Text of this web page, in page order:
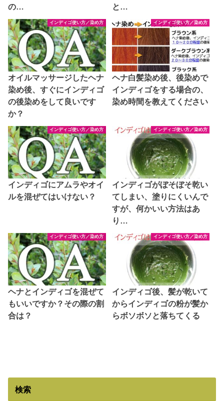
の…
と…
インディゴ使い方／染め方
オイルマッサージしたヘナ
染め後、すぐにインディゴ
の後染めをして良いです
か？
インディゴ使い方／染め方
ヘナ白髪染め後、後染めで
インディゴをする場合の、
染め時間を教えてください
インディゴ使い方／染め方
インディゴにアムラやオイ
ルを混ぜてはいけない？
インディゴ使い方／染め方
インディゴがぼそぼそ乾い
てしまい、塗りにくいんで
すが、何かいい方法はあ
り…
インディゴ使い方／染め方
ヘナとインディゴを混ぜて
もいいですか？その際の割
合は？
インディゴ使い方／染め方
インディゴ後、髪が乾いて
からインディゴの粉が髪か
らボソボソと落ちてくる
検索